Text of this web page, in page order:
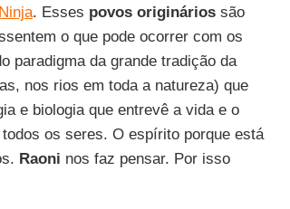
. Esses povos origináriossão
o que pode ocorrer com os
paradigma da grande tradição da
nos rios em toda a natureza) que
e biologia que entrevê a vida e o
os seres. O espírito porque está
Raoni nos faz pensar. Por isso